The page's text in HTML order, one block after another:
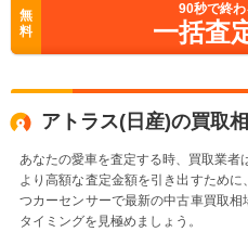
無
料
90秒で終
一括査
アトラス(日産)の買取
あなたの愛車を査定する時、買取業者
より高額な査定金額を引き出すため
つカーセンサーで最新の中古車買取
タイミングを見極めましょう。